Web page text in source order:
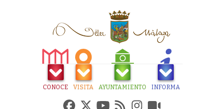
CONOCE VISITA AYUNTAMIENTO INFORMA